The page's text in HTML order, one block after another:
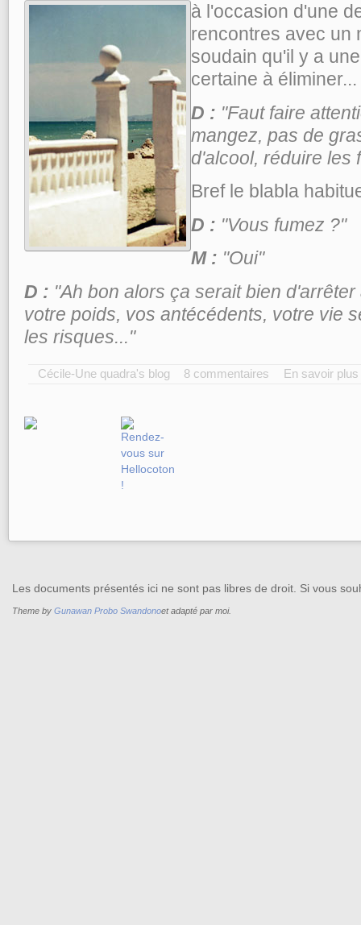
à l'occasion d'une
rencontres avec un
soudain qu'il y a
certaine à éliminer...
D : "Faut faire
mangez, pas de
d'alcool, réduire les
Bref le blabla
D : "Vous fumez ?"
M : "Oui"
D : "Ah bon alors ça serait bien
votre poids, vos antécédents, votre vie
les risques..."
Cécile-Une quadra's blog 8 commentaires En savoir plus
Les documents présentés ici ne sont pas libres de droit. Si vous
Theme by Gunawan Probo Swandonoet adapté par moi.